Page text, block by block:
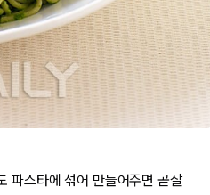
파스타에 섞어 만들어주면 곧잘